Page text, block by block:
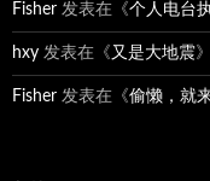
Fisher 发表在《个人电台
hxy 发表在《 又是大地震》
Fisher 发表在《偷懒，就